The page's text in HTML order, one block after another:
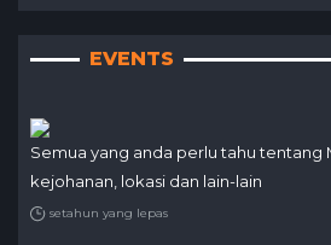
EVENTS
Semua yang anda perlu tahu tentang
kejohanan, lokasi dan lain-lain
setahun yang lepas